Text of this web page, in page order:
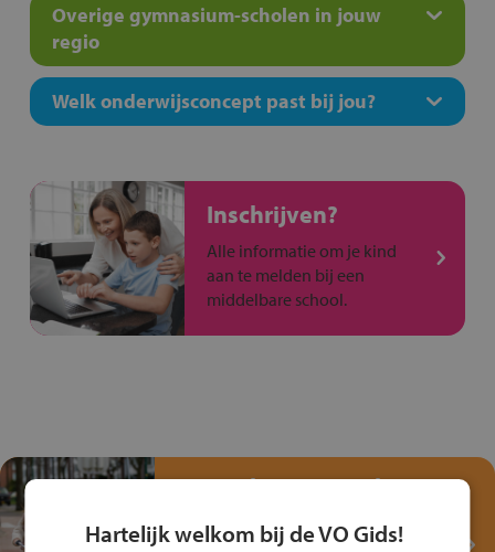
Overige gymnasium-scholen in jouw
regio
Welk onderwijsconcept past bij jou?
Inschrijven?
Alle informatie om je kind
aan te melden bij een
middelbare school.
Test je kennis met het
Verkeersspel!
Hartelijk welkom bij de VO Gids!